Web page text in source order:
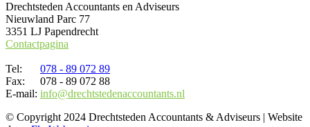
Drechtsteden Accountants en Adviseurs
Nieuwland Parc 77
3351 LJ Papendrecht
Contactpagina
Tel:
078 - 89 072 89
Fax:
078 - 89 072 88
E-mail: info@drechtstedenaccountants.nl
© Copyright 2024 Drechtsteden Accountants & Adviseurs | Website